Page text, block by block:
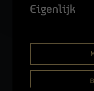
Eigenlijk